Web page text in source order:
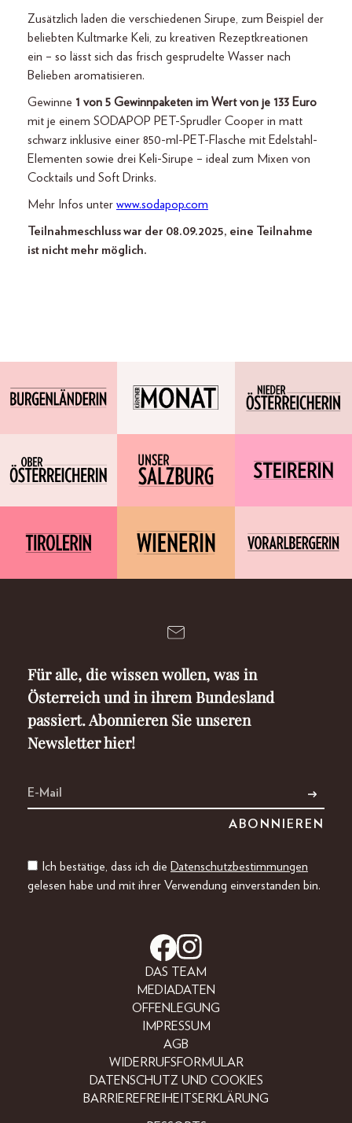
Zusätzlich laden die verschiedenen Sirupe, zum Beispiel der
beliebten Kultmarke Keli, zu kreativen Rezeptkreationen
ein – so lässt sich das frisch gesprudelte Wasser nach
Belieben aromatisieren.
Gewinne 1 von 5 Gewinnpaketen im Wert von je 133 Euro
mit je einem SODAPOP PET-Sprudler Cooper in matt
schwarz inklusive einer 850-ml-PET-Flasche mit Edelstahl-
Elementen sowie drei Keli-Sirupe – ideal zum Mixen von
Cocktails und Soft Drinks.
Mehr Infos unter www.sodapop.com
Teilnahmeschluss war der 08.09.2025, eine Teilnahme
ist nicht mehr möglich.
Für alle, die wissen wollen, was in
Österreich und in ihrem Bundesland
passiert. Abonnieren Sie unseren
Newsletter hier!
Ich bestätige, dass ich die Datenschutzbestimmungen
gelesen habe und mit ihrer Verwendung einverstanden bin.
DAS TEAM
MEDIADATEN
OFFENLEGUNG
IMPRESSUM
AGB
WIDERRUFSFORMULAR
DATENSCHUTZ UND COOKIES
BARRIEREFREIHEITSERKLÄRUNG